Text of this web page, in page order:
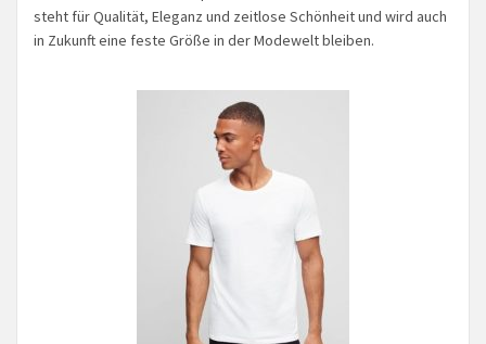
steht für Qualität, Eleganz und zeitlose Schönheit und wird auch
in Zukunft eine feste Größe in der Modewelt bleiben.